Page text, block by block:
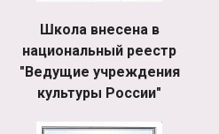
Школа внесена в
национальный реестр
"Ведущие учреждения
культуры России"